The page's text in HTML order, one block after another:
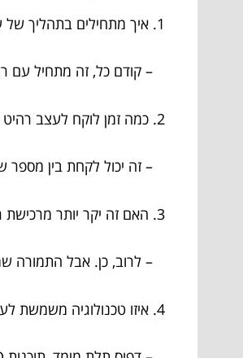
1. איך מתחילים בתהליך של עיצוב רהיט בהתאמה אישית של
– קודם כל, זה מתחיל עם
2. כמה זמן לוקח לעצב רהיט מותאם אישית?
– זה יכול לקחת בין מספר
3. האם זה יקר יותר מרכישת רהיט מוכן?
– לרוב, כן. אבל התמורה
4. איזו טכנולוגיה משמשת לעיצוב רהיטים?